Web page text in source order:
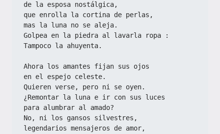
de la esposa nostálgica,
que enrolla la cortina de perlas,
mas la luna no se aleja.
Golpea en la piedra al lavarla ropa :
Tampoco la ahuyenta.
Ahora los amantes fijan sus ojos
en el espejo celeste.
Quieren verse, pero ni se oyen.
¿Remontar la luna e ir con sus luces
para alumbrar al amado?
No, ni los gansos silvestres,
legendarios mensajeros de amor,